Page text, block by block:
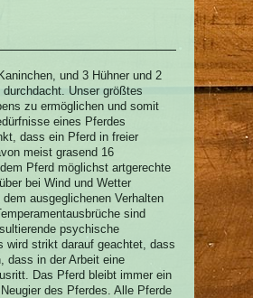
und 3 Hühner und 2
Unser größtes
zu ermöglichen und somit
eines Pferdes
dass ein Pferd in freier
meist grasend 16
Pferd möglichst artgerechte
bei Wind und Wetter
ausgeglichenen Verhalten
sind
psychische
wird strikt darauf geachtet, dass
dass in der Arbeit eine
Das Pferd bleibt immer ein
des Pferdes. Alle Pferde